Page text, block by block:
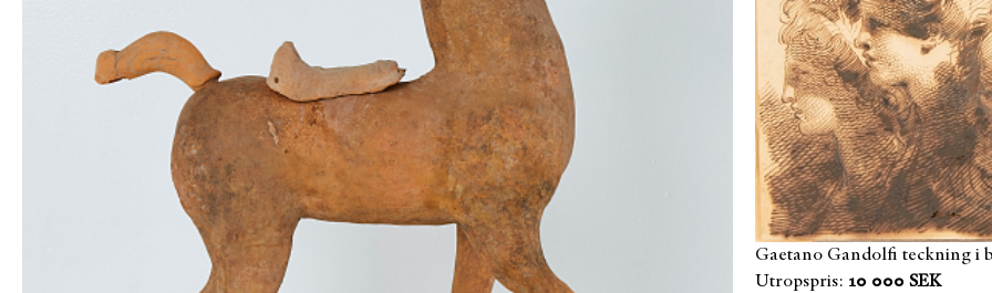
Gaetano Gandolfi teckning i
Utropspris: 10 000 SEK